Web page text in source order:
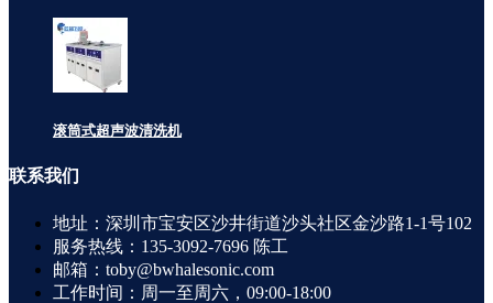
滚筒式超声波清洗机
联系我们
地址：深圳市宝安区沙井街道沙头社区金沙路1-1号102
服务热线：135-3092-7696 陈工
邮箱：toby@bwhalesonic.com
工作时间：周一至周六，09:00-18:00